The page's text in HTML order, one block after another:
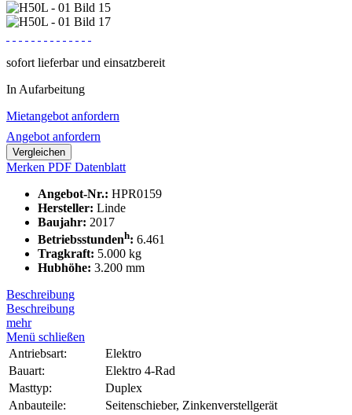
sofort lieferbar und einsatzbereit
In Aufarbeitung
Mietangebot anfordern
Angebot anfordern
Vergleichen
Merken PDF Datenblatt
Angebot-Nr.: HPR0159
Hersteller: Linde
Baujahr: 2017
Betriebsstundenh: 6.461
Tragkraft: 5.000 kg
Hubhöhe: 3.200 mm
Beschreibung
Beschreibung
mehr
Menü schließen
Antriebsart:
Elektro
Bauart:
Elektro 4-Rad
Masttyp:
Duplex
Anbauteile:
Seitenschieber, Zinkenverstellgerät